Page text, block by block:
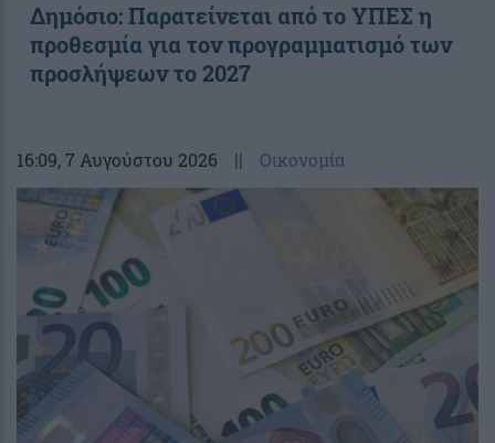
Δημόσιο: Παρατείνεται από το ΥΠΕΣ η
προθεσμία για τον προγραμματισμό των
προσλήψεων το 2027
16:09, 7 Αυγούστου 2026 || Οικονομία